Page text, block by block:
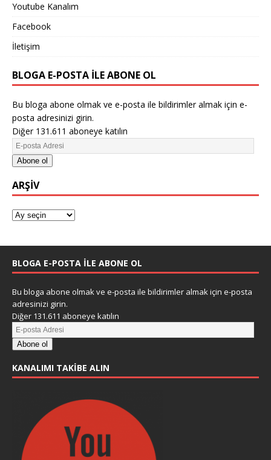
Youtube Kanalım
Facebook
İletişim
BLOGA E-POSTA ILE ABONE OL
Bu bloga abone olmak ve e-posta ile bildirimler almak için e-
posta adresinizi girin.
Diğer 131.611 aboneye katılın
Abone ol
ARŞIV
BLOGA E-POSTA ILE ABONE OL
Bu bloga abone olmak ve e-posta ile bildirimler almak için e-posta
adresinizi girin.
Diğer 131.611 aboneye katılın
Abone ol
KANALIMI TAKIBE ALIN